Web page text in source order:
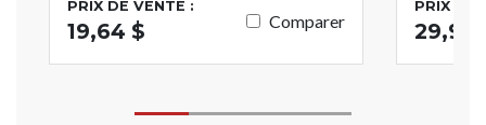
PRIX DE VENTE :
19,64 $ Comparer
PRIX DE
29,95